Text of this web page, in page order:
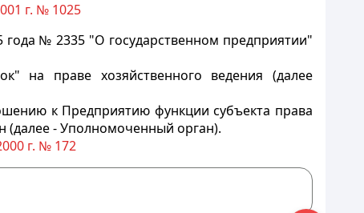
г. № 1025
№ 2335 "О государственном предприятии"
на праве хозяйственного ведения (далее
к Предприятию функции субъекта права
(далее - Уполномоченный орган).
г. № 172